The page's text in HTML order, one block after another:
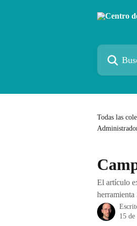
Buscar
Todas las
El artículo
15